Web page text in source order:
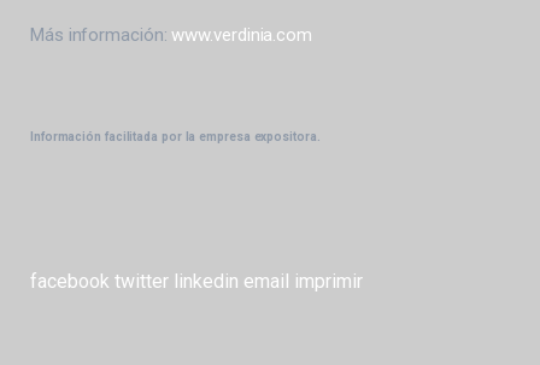
Más información:www.verdinia.com
Información facilitada por la empresa expositora.
facebook twitter linkedin email imprimir